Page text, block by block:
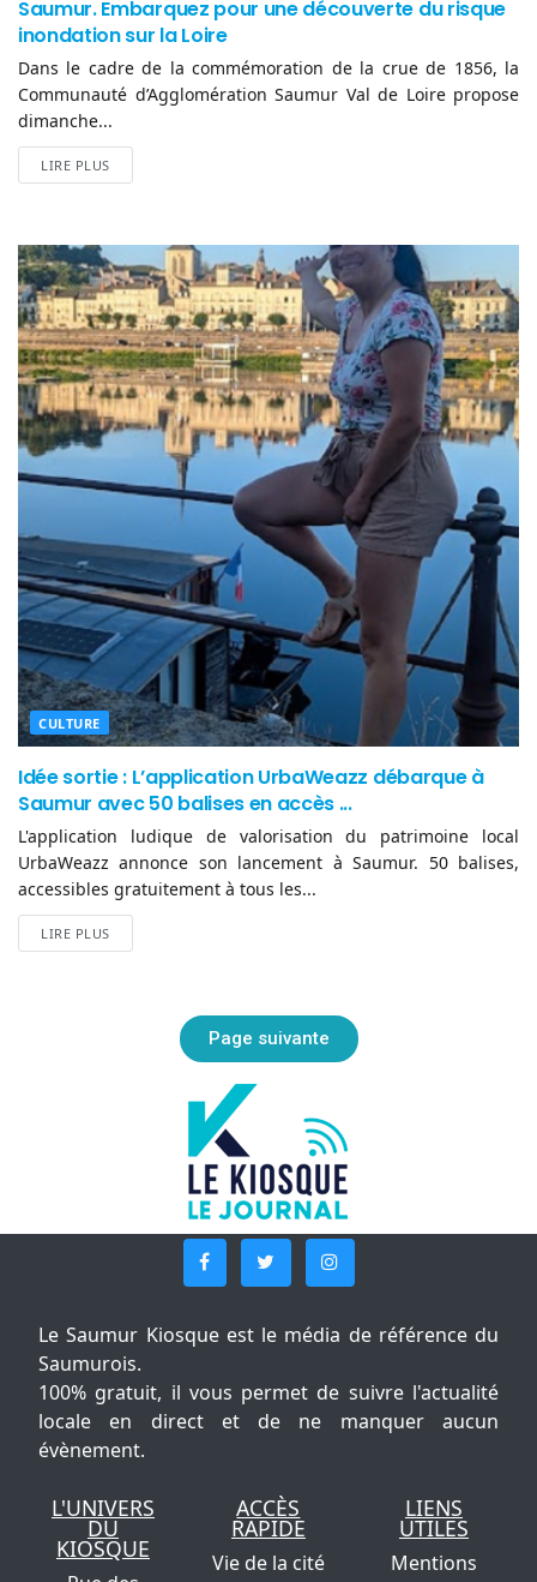
Saumur. Embarquez pour une découverte du risque
inondation sur la Loire
Dans le cadre de la commémoration de la crue de 1856, la
Communauté d’Agglomération Saumur Val de Loire propose
dimanche...
LIRE PLUS
CULTURE
Idée sortie : L’application UrbaWeazz débarque à
Saumur avec 50 balises en accès ...
L'application ludique de valorisation du patrimoine local
UrbaWeazz annonce son lancement à Saumur. 50 balises,
accessibles gratuitement à tous les...
LIRE PLUS
Page suivante
Le Saumur Kiosque est le média de référence du
Saumurois.
100% gratuit, il vous permet de suivre l'actualité
locale en direct et de ne manquer aucun
évènement.
L'UNIVERS
DU
KIOSQUE
ACCÈS
RAPIDE
Vie de la cité
LIENS
UTILES
Mentions